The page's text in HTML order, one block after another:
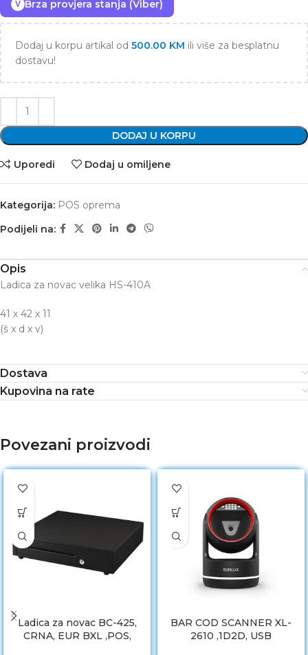
V Brza provjera stanja (Viber)
Dodaj u korpu artikal od 500.00 KM ili više za besplatnu
dostavu!
DODAJ U KORPU
Uporedi Dodaj u omiljene
Kategorija: POS oprema
Podijeli na:
Opis
Ladica za novac velika HS-410A
41 x 42 x 11
(š x d x v)
Dostava
Kupovina na rate
Povezani proizvodi
Ladica za novac BC-425,
CRNA, EUR BXL ,POS,
BAR COD SCANNER XL-
2610 ,1D2D, USB